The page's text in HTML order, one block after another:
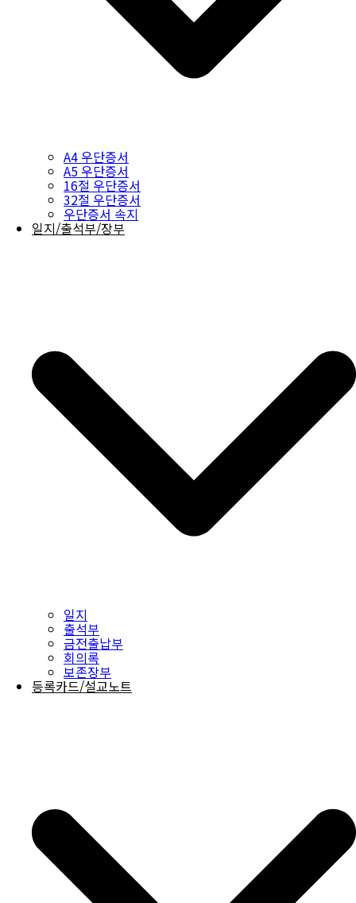
A4 우단증서
A5 우단증서
16절 우단증서
32절 우단증서
우단증서 속지
일지/출석부/장부
일지
출석부
금전출납부
회의록
보존장부
등록카드/설교노트